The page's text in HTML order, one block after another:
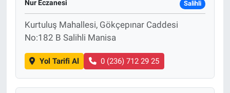
Nur Eczanesi Salihli
Kurtuluş Mahallesi, Gökçepınar Caddesi
No:182 B Salihli Manisa
Yol Tarifi Al 0 (236) 712 29 25